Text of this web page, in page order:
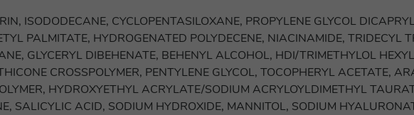
ISODODECANE, CYCLOPENTASILOXANE, PROPYLENE GLYCOL
PALMITATE, HYDROGENATED POLYDECENE, NIACINAMIDE, TRIDECYL
GLYCERYL DIBEHENATE, BEHENYL ALCOHOL, HDI/TRIMETHYLOL
CROSSPOLYMER, PENTYLENE GLYCOL, TOCOPHERYL ACETATE,
HYDROXYETHYL ACRYLATE/SODIUM ACRYLOYLDIMETHYL
SALICYLIC ACID, SODIUM HYDROXIDE, MANNITOL, SODIUM